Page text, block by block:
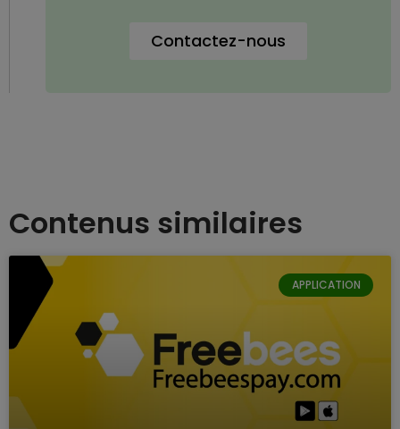
Contactez-nous
Contenus similaires
APPLICATION